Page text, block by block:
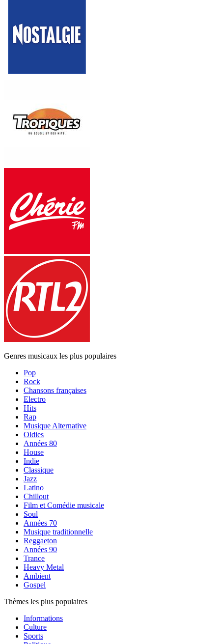
Genres musicaux les plus populaires
Pop
Rock
Chansons françaises
Electro
Hits
Rap
Musique Alternative
Oldies
Années 80
House
Indie
Classique
Jazz
Latino
Chillout
Film et Comédie musicale
Soul
Années 70
Musique traditionnelle
Reggaeton
Années 90
Trance
Heavy Metal
Ambient
Gospel
Thèmes les plus populaires
Informations
Culture
Sports